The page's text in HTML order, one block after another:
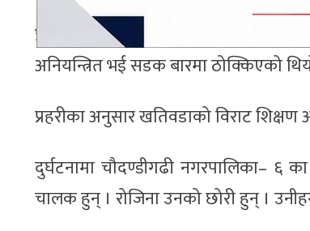
प्रहरीका अनुसार कोशी राजमार्गको
अनियन्त्रित भई सडक बारमा ठोक्किएको
प्रहरीका अनुसार खतिवडाको विराट
दुर्घटनामा चौदण्डीगढी नगरपालिका– ६
चालक हुन् । रोजिना उनको छोरी हुन् ।